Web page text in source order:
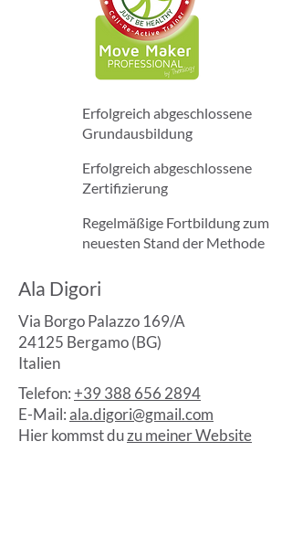
Erfolgreich abgeschlossene
Grundausbildung
Erfolgreich abgeschlossene
Zertifizierung
Regelmäßige Fortbildung zum
neuesten Stand der Methode
Ala Digori
Via Borgo Palazzo 169/A
24125 Bergamo (BG)
Italien
Telefon:+39 388 656 2894
E-Mail:ala.digori@gmail.com
Hier kommst duzu meiner Website